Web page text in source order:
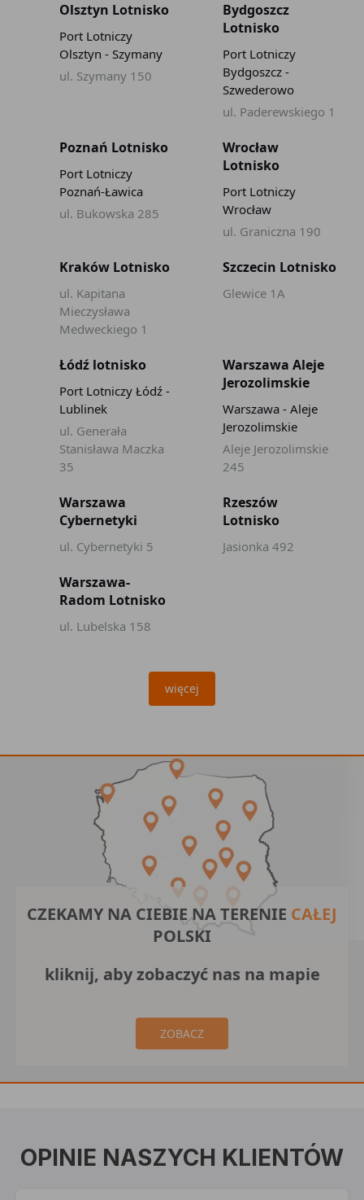
Olsztyn Lotnisko
Port Lotniczy
Olsztyn - Szymany
ul. Szymany 150
Bydgoszcz
Lotnisko
Port Lotniczy
Bydgoszcz -
Szwederowo
ul. Paderewskiego 1
Poznań Lotnisko
Port Lotniczy
Poznań-Ławica
ul. Bukowska 285
Wrocław
Lotnisko
Port Lotniczy
Wrocław
ul. Graniczna 190
Kraków Lotnisko
ul. Kapitana
Mieczysława
Medweckiego 1
Szczecin Lotnisko
Glewice 1A
Łódź lotnisko
Port Lotniczy Łódź -
Lublinek
ul. Generała
Stanisława Maczka
35
Warszawa Aleje
Jerozolimskie
Warszawa - Aleje
Jerozolimskie
Aleje Jerozolimskie
245
Warszawa
Cybernetyki
ul. Cybernetyki 5
Rzeszów
Lotnisko
Jasionka 492
Warszawa-
Radom Lotnisko
ul. Lubelska 158
więcej
CZEKAMY NA CIEBIE NA TERENIE CAŁEJ
POLSKI
kliknij, aby zobaczyć nas na mapie
ZOBACZ